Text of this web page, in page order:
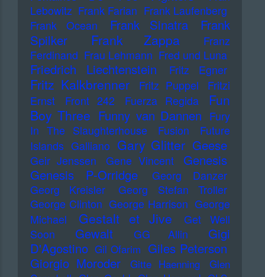
Lebowitz Frank Farian Frank Laufenberg
Frank Ocean
Frank Sinatra
Frank
Spilker
Frank Zappa
Franz
Ferdinand Frau Lehmann Fred und Luna
Friedrich Liechtenstein Fritz Egner
Fritz Kalkbrenner Fritz Puppel
Fritzi
Ernst
Front 242 Fuerza Regida
Fun
Boy Three Funny van Dannen Fury
In The Slaughterhouse
Fusion
Future
Islands Galliano Gary Glitter Geese
Geir Jenssen Gene Vincent
Genesis
Genesis P-Orridge
Georg Danzer
Georg Kreisler
Georg Stefan Troller
George Clinton George Harrison George
Michael
Gestalt et Jive
Get Well
Soon
Gewalt GG Allin
Gigi
D'Agostino Gil Ofarim Giles Peterson
Giorgio Moroder
Gitte Haenning
Glen